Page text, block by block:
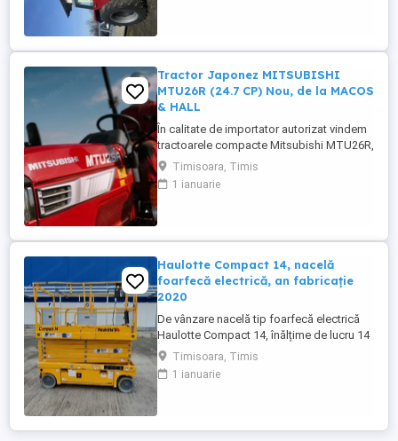
Tractor Japonez MITSUBISHI
MTU26R (24.7 CP) Nou, de la MACOS
& HALL
În calitate de importator autorizat vindem
tractoarele compacte Mitsubishi MTU26R,
un tractor proiectat și fabricat integral în
Japonia, recunoscut pentru fiabilitatea sa
legendară și eficiența în spații restrânse.
MTU26R ...
Timisoara, Timis
1 ianuarie
Haulotte Compact 14, nacelă
foarfecă electrică, an fabricație
2020
De vânzare nacelă tip foarfecă electrică
Haulotte Compact 14, înălțime de lucru 14
m, an fabricație 2020, ore funcționare 570,
stare foarte bună de funcționarepreț 7000
euro +TVA
Timisoara, Timis
1 ianuarie